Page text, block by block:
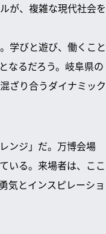
が、複雑な現代社会を
学びと遊び、働くこと
なるだろう。岐阜県の
ざり合うダイナミック
ンジ」だ。万博会場
いる。来場者は、ここ
気とインスピレーショ